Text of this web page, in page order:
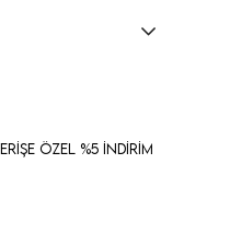
Özel %5 İndirim